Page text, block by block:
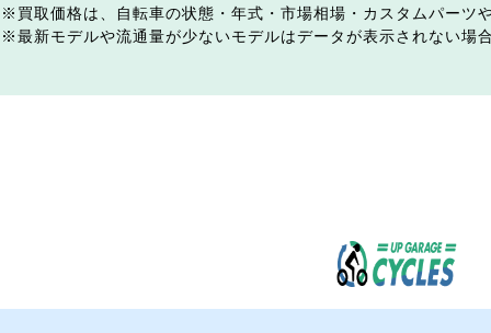
買取価格は、自転車の状態・年式・市場相場・カスタムパーツ
最新モデルや流通量が少ないモデルはデータが表示されない場